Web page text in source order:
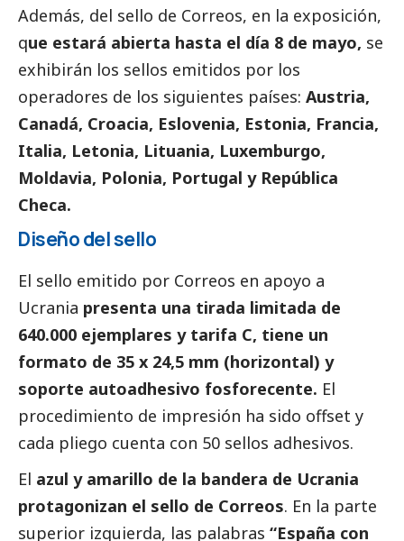
Además, del sello de Correos, en la exposición,
que estará abierta hasta el día 8 de mayo, se
exhibirán los sellos emitidos por los
operadores de los siguientes países: Austria,
Canadá, Croacia, Eslovenia, Estonia, Francia,
Italia, Letonia, Lituania, Luxemburgo,
Moldavia, Polonia, Portugal y República
Checa.
Diseño del sello
El sello emitido por Correos en apoyo a
Ucrania presenta una tirada limitada de
640.000 ejemplares y tarifa C, tiene un
formato de 35 x 24,5 mm (horizontal) y
soporte autoadhesivo fosforecente. El
procedimiento de impresión ha sido offset y
cada pliego cuenta con 50 sellos adhesivos.
El azul y amarillo de la bandera de Ucrania
protagonizan el sello de Correos. En la parte
superior izquierda, las palabras “España con